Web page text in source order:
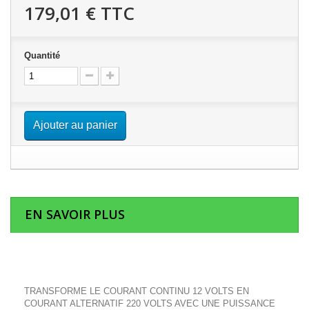
179,01 € TTC
Quantité
Ajouter au panier
EN SAVOIR PLUS
TRANSFORME LE COURANT CONTINU 12 VOLTS EN
COURANT ALTERNATIF 220 VOLTS AVEC UNE PUISSANCE